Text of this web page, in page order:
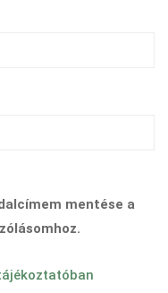
mentése a